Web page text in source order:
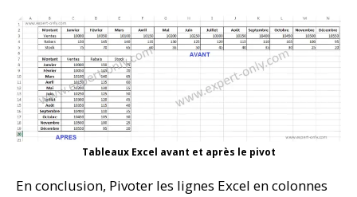
Tableaux Excel avant et après le pivot
En conclusion, Pivoter les lignes Excel en colonnes